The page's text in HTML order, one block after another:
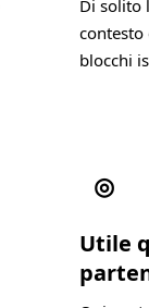
Di solito
contesto
blocchi
◎
Utile